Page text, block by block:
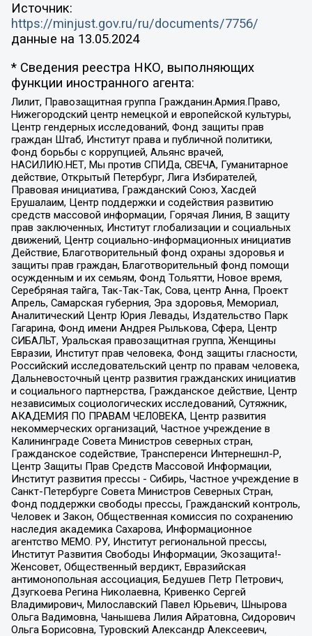
Источник:
https://minjust.gov.ru/ru/documents/7756/
данные на 13.05.2024
* Сведения реестра НКО, выполняющих
функции иностранного агента:
Лилит, Правозащитная группа Гражданин.Армия.Право,
Нижегородский центр немецкой и европейской культуры,
Центр гендерных исследований, Фонд защиты прав
граждан Штаб, Институт права и публичной политики,
Фонд борьбы с коррупцией, Альянс врачей,
НАСИЛИЮ.НЕТ, Мы против СПИДа, СВЕЧА, Гуманитарное
действие, Открытый Петербург, Лига Избирателей,
Правовая инициатива, Гражданский Союз, Хасдей
Ерушалаим, Центр поддержки и содействия развитию
средств массовой информации, Горячая Линия, В защиту
прав заключенных, Институт глобализации и социальных
движений, Центр социально-информационных инициатив
Действие, Благотворительный фонд охраны здоровья и
защиты прав граждан, Благотворительный фонд помощи
осужденным и их семьям, Фонд Тольятти, Новое время,
Серебряная тайга, Так-Так-Так, Сова, центр Анна, Проект
Апрель, Самарская губерния, Эра здоровья, Мемориал,
Аналитический Центр Юрия Левады, Издательство Парк
Гагарина, Фонд имени Андрея Рылькова, Сфера, Центр
СИБАЛЬТ, Уральская правозащитная группа, Женщины
Евразии, Институт прав человека, Фонд защиты гласности,
Российский исследовательский центр по правам человека,
Дальневосточный центр развития гражданских инициатив
и социального партнерства, Гражданское действие, Центр
независимых социологических исследований, Сутяжник,
АКАДЕМИЯ ПО ПРАВАМ ЧЕЛОВЕКА, Центр развития
некоммерческих организаций, Частное учреждение в
Калининграде Совета Министров северных стран,
Гражданское содействие, Трансперенси Интернешнл-Р,
Центр Защиты Прав Средств Массовой Информации,
Институт развития прессы - Сибирь, Частное учреждение в
Санкт-Петербурге Совета Министров Северных Стран,
Фонд поддержки свободы прессы, Гражданский контроль,
Человек и Закон, Общественная комиссия по сохранению
наследия академика Сахарова, Информационное
агентство МЕМО. РУ, Институт региональной прессы,
Институт Развития Свободы Информации, Экозащита!-
Женсовет, Общественный вердикт, Евразийская
антимонопольная ассоциация, Бедушев Петр Петрович,
Дзугкоева Регина Николаевна, Кривенко Сергей
Владимирович, Милославский Павел Юрьевич, Шнырова
Ольга Вадимовна, Чанышева Лилия Айратовна, Сидорович
Ольга Борисовна, Туровский Александр Алексеевич,